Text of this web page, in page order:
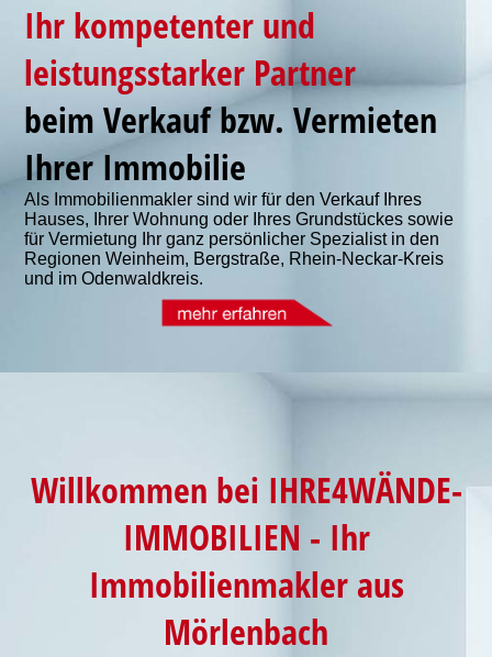
Ihr kompetenter und
leistungsstarker Partner
beim Verkauf bzw. Vermieten
Ihrer Immobilie
Als Immobilienmakler sind wir für den Verkauf Ihres
Hauses, Ihrer Wohnung oder Ihres Grundstückes sowie
für Vermietung Ihr ganz persönlicher Spezialist in den
Regionen Weinheim, Bergstraße, Rhein-Neckar-Kreis
und im Odenwaldkreis.
Willkommen bei IHRE4WÄNDE-
IMMOBILIEN - Ihr
Immobilienmakler aus
Mörlenbach